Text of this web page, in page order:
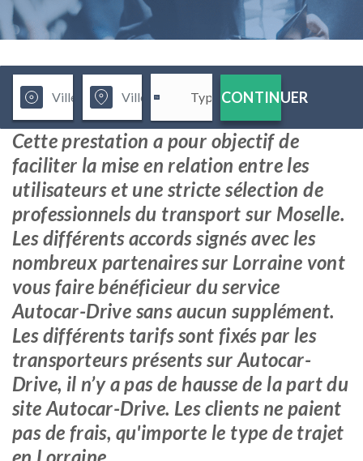
CONTINUER
Cette prestation a pour objectif de
faciliter la mise en relation entre les
utilisateurs et une stricte sélection de
professionnels du transport sur Moselle.
Les différents accords signés avec les
nombreux partenaires sur Lorraine vont
vous faire bénéficieur du service
Autocar-Drive sans aucun supplément.
Les différents tarifs sont fixés par les
transporteurs présents sur Autocar-
Drive, il n’y a pas de hausse de la part du
site Autocar-Drive. Les clients ne paient
pas de frais, qu'importe le type de trajet